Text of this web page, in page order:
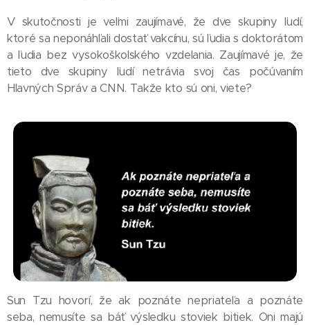
V skutočnosti je veľmi zaujímavé, že dve skupiny ľudí,
ktoré sa neponáhľali dostať vakcínu, sú ľudia s doktorátom
a ľudia bez vysokoškolského vzdelania. Zaujímavé je, že
tieto dve skupiny ľudí netrávia svoj čas počúvaním
Hlavných Správ a CNN. Takže kto sú oni, viete?
Sun Tzu hovorí, že ak poznáte nepriateľa a poznáte
seba, nemusíte sa báť výsledku stoviek bitiek. Oni majú